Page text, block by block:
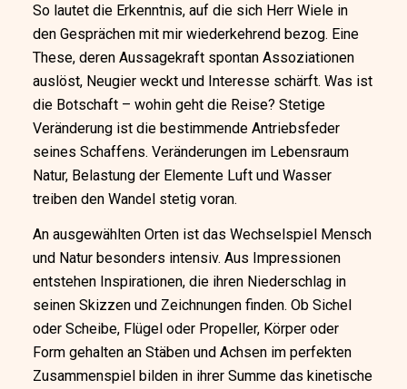
So lautet die Erkenntnis, auf die sich Herr Wiele in
den Gesprächen mit mir wiederkehrend bezog. Eine
These, deren Aussagekraft spontan Assoziationen
auslöst, Neugier weckt und Interesse schärft. Was ist
die Botschaft – wohin geht die Reise? Stetige
Veränderung ist die bestimmende Antriebsfeder
seines Schaffens. Veränderungen im Lebensraum
Natur, Belastung der Elemente Luft und Wasser
treiben den Wandel stetig voran.
An ausgewählten Orten ist das Wechselspiel Mensch
und Natur besonders intensiv. Aus Impressionen
entstehen Inspirationen, die ihren Niederschlag in
seinen Skizzen und Zeichnungen finden. Ob Sichel
oder Scheibe, Flügel oder Propeller, Körper oder
Form gehalten an Stäben und Achsen im perfekten
Zusammenspiel bilden in ihrer Summe das kinetische